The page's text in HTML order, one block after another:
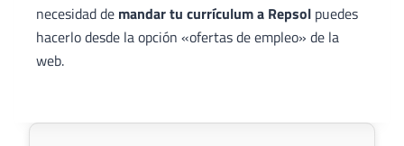
necesidad de mandar tu currículum a Repsol puedes
hacerlo desde la opción «ofertas de empleo» de la
web.